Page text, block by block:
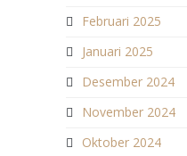
Februari 2025
Januari 2025
Desember 2024
November 2024
Oktober 2024